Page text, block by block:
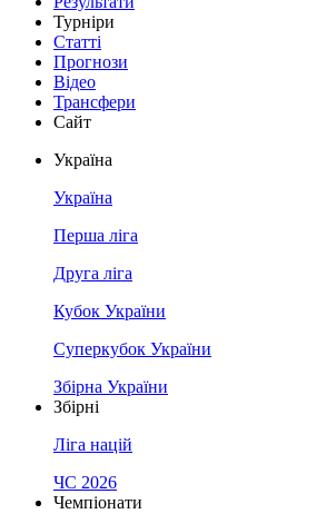
Турніри
Статті
Прогнози
Відео
Трансфери
Сайт
Україна
Україна
Перша ліга
Друга ліга
Кубок України
Суперкубок України
Збірна України
Збірні
Ліга націй
ЧС 2026
Чемпіонати